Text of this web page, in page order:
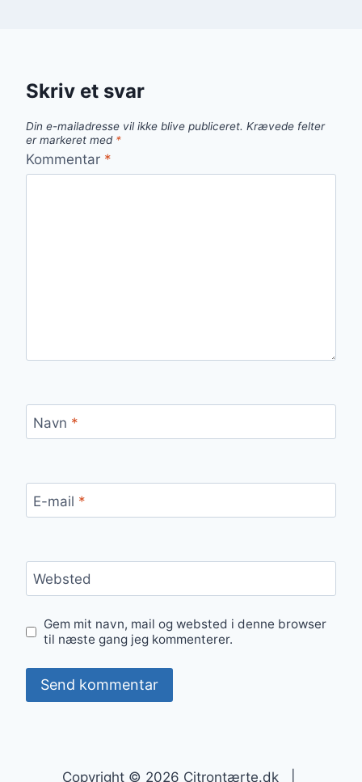
Skriv et svar
Din e-mailadresse vil ikke blive publiceret. Krævede felter
er markeret med *
Kommentar *
Navn *
E-mail *
Websted
Gem mit navn, mail og websted i denne browser
til næste gang jeg kommenterer.
Copyright © 2026 Citrontærte.dk |